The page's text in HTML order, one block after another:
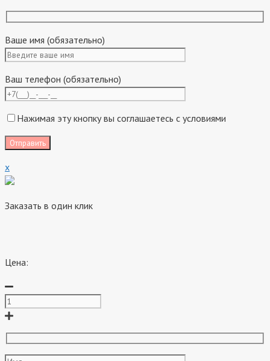
Ваше имя (обязательно)
Ваш телефон (обязательно)
Нажимая эту кнопку вы соглашаетесь с условиями
x
Заказать в один клик
Цена: